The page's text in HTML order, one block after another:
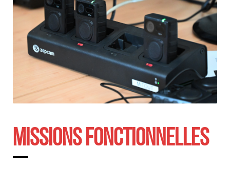
MISSIONS FONCTIONNELLES